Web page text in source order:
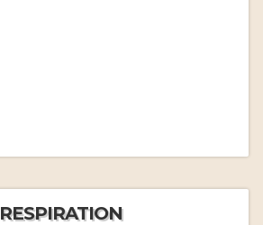
RESPIRATION